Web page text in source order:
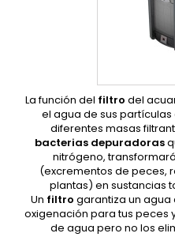
La función del filtro del
el agua de sus
diferentes masas
bacterias depuradoras
nitrógeno,
(excrementos de peces,
plantas) en sustancias
Un filtro garantiza un agua
oxigenación para tus peces
de agua pero no los